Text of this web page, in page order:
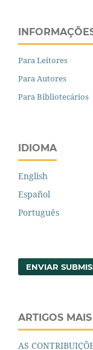
Para Leitores
Para Autores
Para Bibliotecários
IDIOMA
English
Español
Português
ENVIAR
ARTIGOS
AS